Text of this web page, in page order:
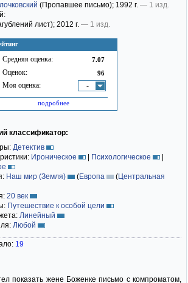
Средняя оценка: 7.07
Оценок: 96
Моя оценка: -
подробнее
(Пропавшее письмо); 1992 г. — 1 изд.
лист); 2012 г. — 1 изд.
классификатор:
Детектив
Ироническое | Психологическое
|
Наш мир (Земля) (Европа (Центральная
20 век
Путешествие к особой цели
Линейный
Любой
19
показать жене Боженке письмо с компроматом,